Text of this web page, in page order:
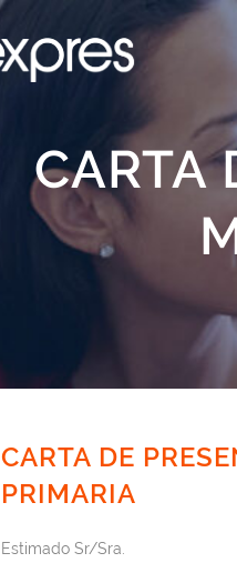
CARTA
CARTA DE
PRIMARIA
Estimado Sr/Sra.